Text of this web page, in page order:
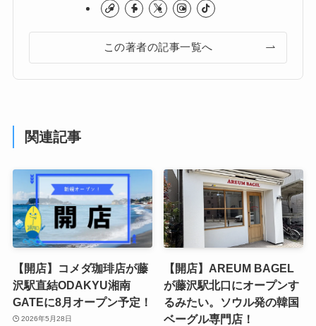
この著者の記事一覧へ
関連記事
【開店】コメダ珈琲店が藤
沢駅直結ODAKYU湘南
GATEに8月オープン予定！
2026年5月28日
【開店】AREUM BAGEL
が藤沢駅北口にオープンす
るみたい。ソウル発の韓国
ベーグル専門店！